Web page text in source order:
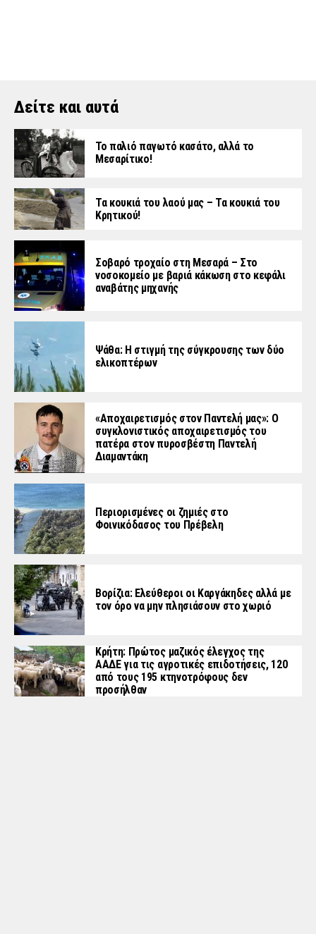
Δείτε και αυτά
Το παλιό παγωτό κασάτο, αλλά το
Μεσαρίτικο!
Τα κουκιά του λαού μας – Τα κουκιά του
Κρητικού!
Σοβαρό τροχαίο στη Μεσαρά – Στο
νοσοκομείο με βαριά κάκωση στο κεφάλι
αναβάτης μηχανής
Ψάθα: Η στιγμή της σύγκρουσης των δύο
ελικοπτέρων
«Aποχαιρετισμός στον Παντελή μας»: Ο
συγκλονιστικός αποχαιρετισμός του
πατέρα στον πυροσβέστη Παντελή
Διαμαντάκη
Περιορισμένες οι ζημιές στο
Φοινικόδασος του Πρέβελη
Βορίζια: Ελεύθεροι οι Καργάκηδες αλλά με
τον όρο να μην πλησιάσουν στο χωριό
Κρήτη: Πρώτος μαζικός έλεγχος της
ΑΑΔΕ για τις αγροτικές επιδοτήσεις, 120
από τους 195 κτηνοτρόφους δεν
προσήλθαν